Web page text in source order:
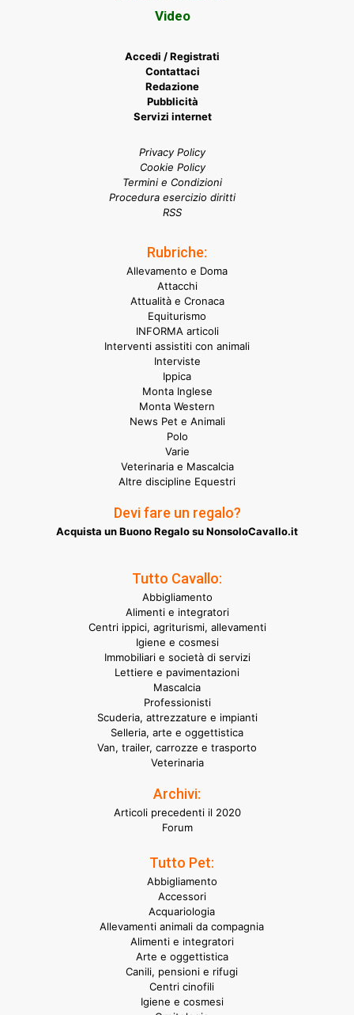
Video
Accedi / Registrati
Contattaci
Redazione
Pubblicità
Servizi internet
Privacy Policy
Cookie Policy
Termini e Condizioni
Procedura esercizio diritti
RSS
Rubriche:
Allevamento e Doma
Attacchi
Attualità e Cronaca
Equiturismo
INFORMA articoli
Interventi assistiti con animali
Interviste
Ippica
Monta Inglese
Monta Western
News Pet e Animali
Polo
Varie
Veterinaria e Mascalcia
Altre discipline Equestri
Devi fare un regalo?
Acquista un Buono Regalo su NonsoloCavallo.it
Tutto Cavallo:
Abbigliamento
Alimenti e integratori
Centri ippici, agriturismi, allevamenti
Igiene e cosmesi
Immobiliari e società di servizi
Lettiere e pavimentazioni
Mascalcia
Professionisti
Scuderia, attrezzature e impianti
Selleria, arte e oggettistica
Van, trailer, carrozze e trasporto
Veterinaria
Archivi:
Articoli precedenti il 2020
Forum
Tutto Pet:
Abbigliamento
Accessori
Acquariologia
Allevamenti animali da compagnia
Alimenti e integratori
Arte e oggettistica
Canili, pensioni e rifugi
Centri cinofili
Igiene e cosmesi